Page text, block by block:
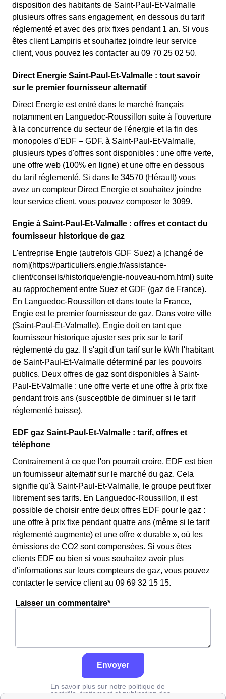
disposition des habitants de Saint-Paul-Et-Valmalle
plusieurs offres sans engagement, en dessous du tarif
réglementé et avec des prix fixes pendant 1 an. Si vous
êtes client Lampiris et souhaitez joindre leur service
client, vous pouvez les contacter au 09 70 25 02 50.
Direct Energie Saint-Paul-Et-Valmalle : tout savoir
sur le premier fournisseur alternatif
Direct Energie est entré dans le marché français
notamment en Languedoc-Roussillon suite à l'ouverture
à la concurrence du secteur de l'énergie et la fin des
monopoles d'EDF – GDF. à Saint-Paul-Et-Valmalle,
plusieurs types d'offres sont disponibles : une offre verte,
une offre web (100% en ligne) et une offre en dessous
du tarif réglementé. Si dans le 34570 (Hérault) vous
avez un compteur Direct Energie et souhaitez joindre
leur service client, vous pouvez composer le 3099.
Engie à Saint-Paul-Et-Valmalle : offres et contact du
fournisseur historique de gaz
L'entreprise Engie (autrefois GDF Suez) a [changé de
nom](https://particuliers.engie.fr/assistance-
client/conseils/historique/engie-nouveau-nom.html) suite
au rapprochement entre Suez et GDF (gaz de France).
En Languedoc-Roussillon et dans toute la France,
Engie est le premier fournisseur de gaz. Dans votre ville
(Saint-Paul-Et-Valmalle), Engie doit en tant que
fournisseur historique ajuster ses prix sur le tarif
réglementé du gaz. Il s'agit d'un tarif sur le kWh l'habitant
de Saint-Paul-Et-Valmalle déterminé par les pouvoirs
publics. Deux offres de gaz sont disponibles à Saint-
Paul-Et-Valmalle : une offre verte et une offre à prix fixe
pendant trois ans (susceptible de diminuer si le tarif
réglementé baisse).
EDF gaz Saint-Paul-Et-Valmalle : tarif, offres et
téléphone
Contrairement à ce que l'on pourrait croire, EDF est bien
un fournisseur alternatif sur le marché du gaz. Cela
signifie qu'à Saint-Paul-Et-Valmalle, le groupe peut fixer
librement ses tarifs. En Languedoc-Roussillon, il est
possible de choisir entre deux offres EDF pour le gaz :
une offre à prix fixe pendant quatre ans (même si le tarif
réglementé augmente) et une offre « durable », où les
émissions de CO2 sont compensées. Si vous êtes
clients EDF ou bien si vous souhaitez avoir plus
d'informations sur leurs compteurs de gaz, vous pouvez
contacter le service client au 09 69 32 15 15.
Laisser un commentaire*
Envoyer
En savoir plus sur notre politique de
contrôle, traitement et publication des